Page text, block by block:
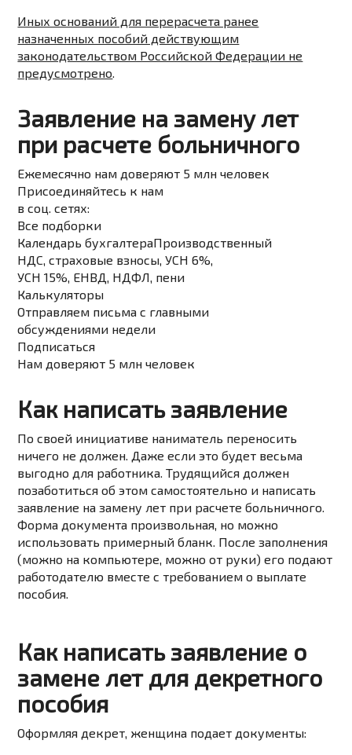
Иных оснований для перерасчета ранее
назначенных пособий действующим
законодательством Российской Федерации не
предусмотрено.
Заявление на замену лет
при расчете больничного
Ежемесячно нам доверяют 5 млн человек
Присоединяйтесь к нам
в соц. сетях:
Все подборки
Календарь бухгалтераПроизводственный
НДС, страховые взносы, УСН 6%,
УСН 15%, ЕНВД, НДФЛ, пени
Калькуляторы
Отправляем письма с главными
обсуждениями недели
Подписаться
Нам доверяют 5 млн человек
Как написать заявление
По своей инициативе наниматель переносить
ничего не должен. Даже если это будет весьма
выгодно для работника. Трудящийся должен
позаботиться об этом самостоятельно и написать
заявление на замену лет при расчете больничного.
Форма документа произвольная, но можно
использовать примерный бланк. После заполнения
(можно на компьютере, можно от руки) его подают
работодателю вместе с требованием о выплате
пособия.
Как написать заявление о
замене лет для декретного
пособия
Оформляя декрет, женщина подает документы: